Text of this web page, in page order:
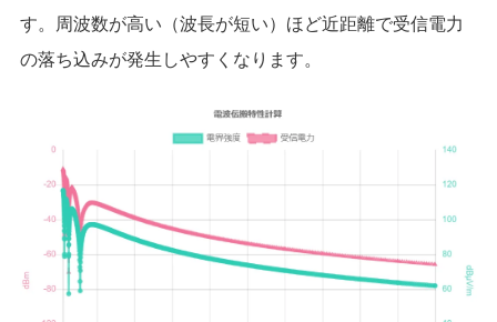
す。周波数が高い（波長が短い）ほど近距離で受信電力
の落ち込みが発生しやすくなります。